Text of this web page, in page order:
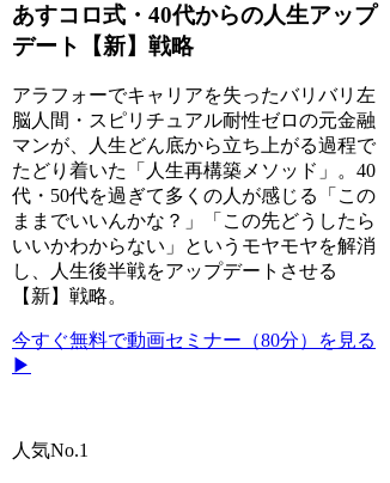
あすコロ式・40代からの人生アップ
デート【新】戦略
アラフォーでキャリアを失ったバリバリ左
脳人間・スピリチュアル耐性ゼロの元金融
マンが、人生どん底から立ち上がる過程で
たどり着いた「人生再構築メソッド」。40
代・50代を過ぎて多くの人が感じる「この
ままでいいんかな？」「この先どうしたら
いいかわからない」というモヤモヤを解消
し、人生後半戦をアップデートさせる
【新】戦略。
今すぐ無料で動画セミナー（80分）を見る
▶
人気No.1